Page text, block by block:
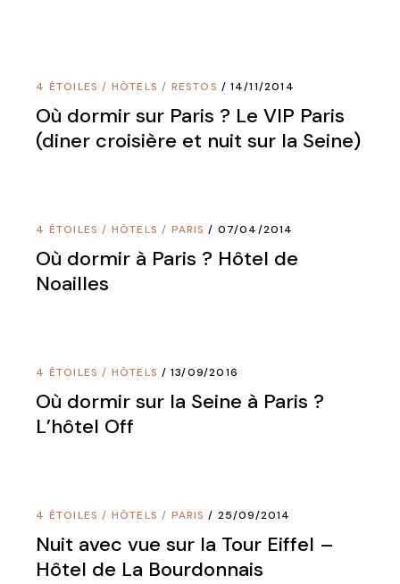
4 ÉTOILES / HÔTELS / RESTOS 14/11/2014
Où dormir sur Paris ? Le VIP Paris
(diner croisière et nuit sur la Seine)
4 ÉTOILES / HÔTELS / PARIS 07/04/2014
Où dormir à Paris ? Hôtel de
Noailles
4 ÉTOILES / HÔTELS 13/09/2016
Où dormir sur la Seine à Paris ?
L’hôtel Off
4 ÉTOILES / HÔTELS / PARIS 25/09/2014
Nuit avec vue sur la Tour Eiffel –
Hôtel de La Bourdonnais